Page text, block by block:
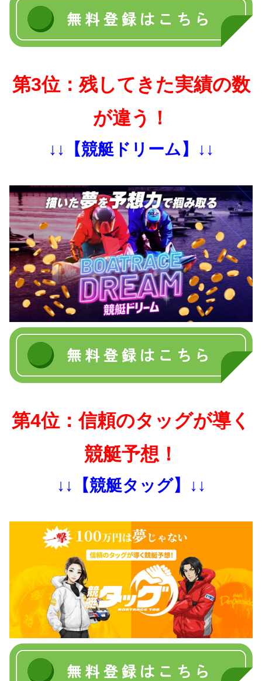
第3位：残してきた実績の数
が違う！
↓↓【競艇ドリーム】↓↓
第4位：信頼のタッグが導く
競艇予想！
↓↓【競艇タッグ】↓↓